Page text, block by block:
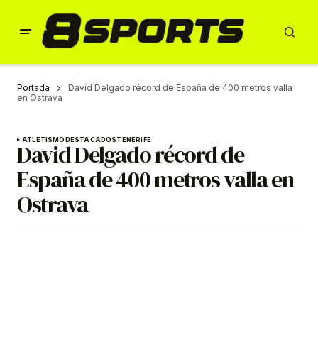
Portada
David Delgado récord de España de 400 metros valla
en Ostrava
ATLETISMODESTACADOSTENERIFE
David Delgado récord de
España de 400 metros valla en
Ostrava